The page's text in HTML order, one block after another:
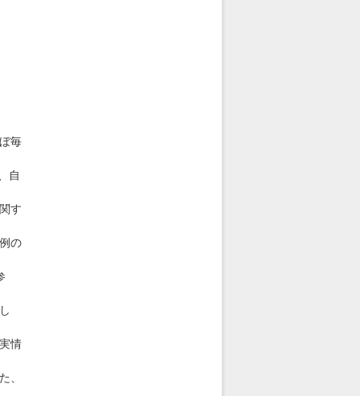
毎
自
す
の
情
、